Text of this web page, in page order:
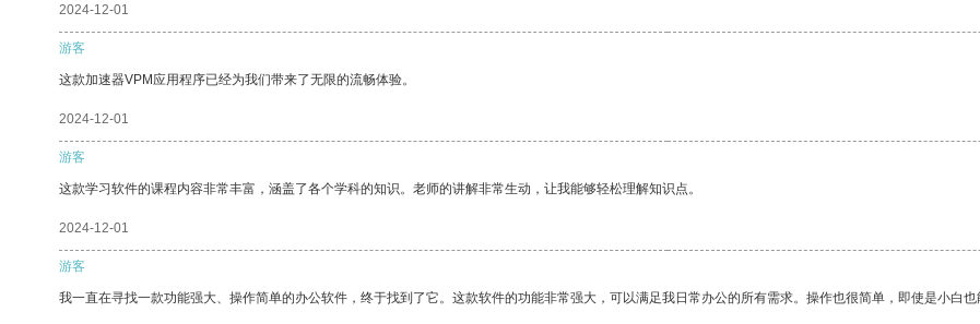
2024-12-01
游客
这款加速器VPM应用程序已经为我们带来了无限的流畅体验。
2024-12-01
游客
这款学习软件的课程内容非常丰富，涵盖了各个学科的知识。老师的讲解非常生动，让我能够轻松理解知识点。
2024-12-01
游客
我一直在寻找一款功能强大、操作简单的办公软件，终于找到了它。这款软件的功能非常强大，可以满足我日常办公的所有需求。操作也很简单，即使是小白也